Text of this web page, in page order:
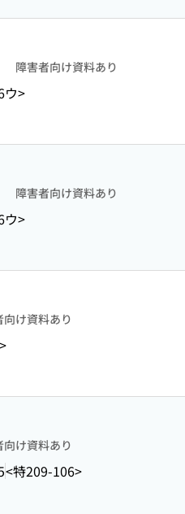
障害者向け資料あり
ウ>
障害者向け資料あり
ウ>
向け資料あり
向け資料あり
<特209-106>